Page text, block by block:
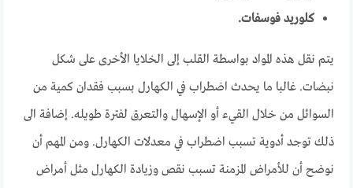
كلوريد فوسفات.
يتم نقل هذه المواد بواسطة القلب إلى الخلايا الأخرى على شكل
نبضات. غالبا ما يحدث اضطراب في الكهارل بسبب فقدان كمية من
السوائل من خلال القيء أو الإسهال والتعرق لفترة طويله. إضافة الى
ذلك توجد أدوية تسبب اضطراب في معدلات الكهارل. ومن المهم أن
نوضح أن للأمراض المزمنة تسبب نقص وزيادة الكهارل مثل أمراض